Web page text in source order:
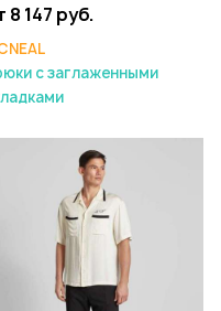
8 147 руб.
с заглаженными